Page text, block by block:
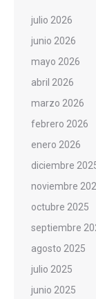
julio 2026
junio 2026
mayo 2026
abril 2026
marzo 2026
febrero 2026
enero 2026
diciembre
noviembre
octubre 2025
septiembre
agosto 2025
julio 2025
junio 2025